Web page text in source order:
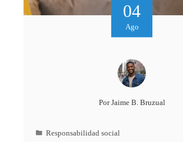
04
Ago
PorJaime B. Bruzual
Responsabilidad social